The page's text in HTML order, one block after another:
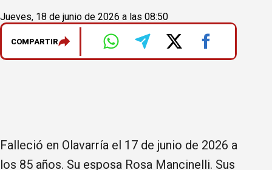
Jueves, 18 de junio de 2026 a las 08:50
COMPARTIR
Falleció en Olavarría el 17 de junio de 2026 a
los 85 años. Su esposa Rosa Mancinelli. Sus